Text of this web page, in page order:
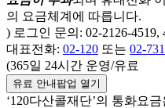
의 요금체계에 따릅니다.
) 로그인 문의: 02-2126-4519,
대표전화: 02-120 또는 02-
(365일 24시간 운영/유료
유료 안내팝업 열기
‘120다산콜재단’의 통화요